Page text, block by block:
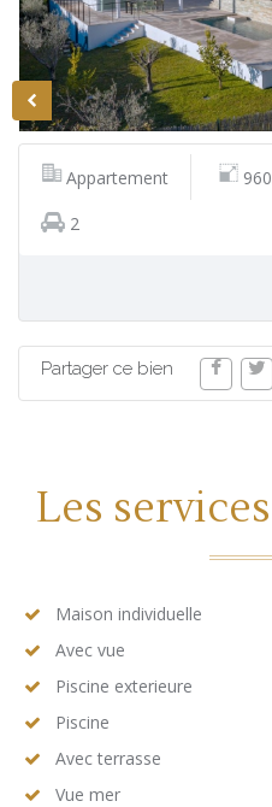
Appartement
2
Partager ce bien
Les
Maison individuelle
Avec vue
Piscine exterieure
Piscine
Avec terrasse
Vue mer